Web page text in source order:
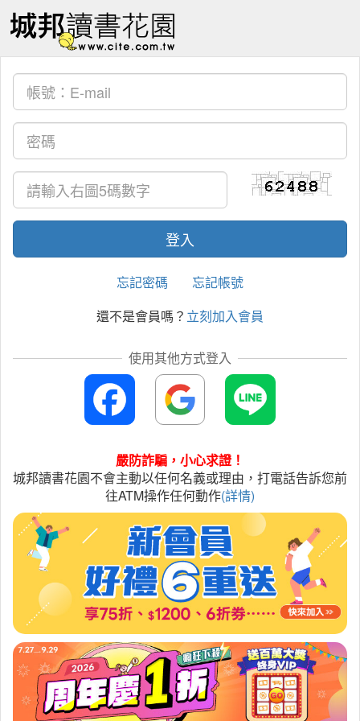
忘記密碼
忘記帳號
還不是會員嗎？ 立刻加入會員
嚴防詐騙，小心求證！
城邦讀書花園不會主動以任何名義或理由，打電話告訴您前
往ATM操作任何動作(詳情)